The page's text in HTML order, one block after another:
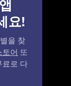
요!
을 찾
토어 또
료로 다